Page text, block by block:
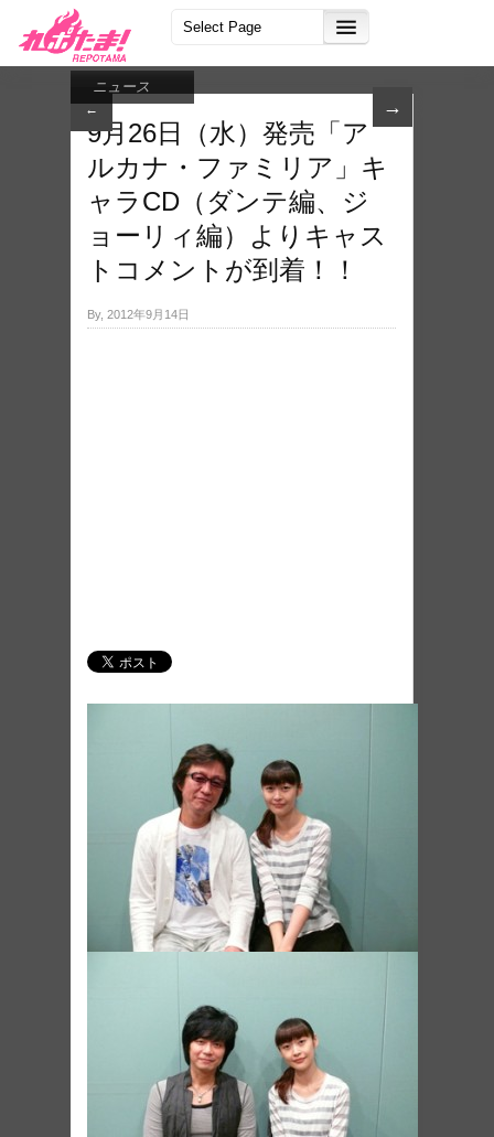
← →
ニュース
9月26日（水）発売「ア
ルカ​ナ・ファミリア」キ
ャラCD（ダ​ンテ編、ジ
ョーリィ編​）よりキャス
トコメン​トが到着！！
By, 2012年9月14日